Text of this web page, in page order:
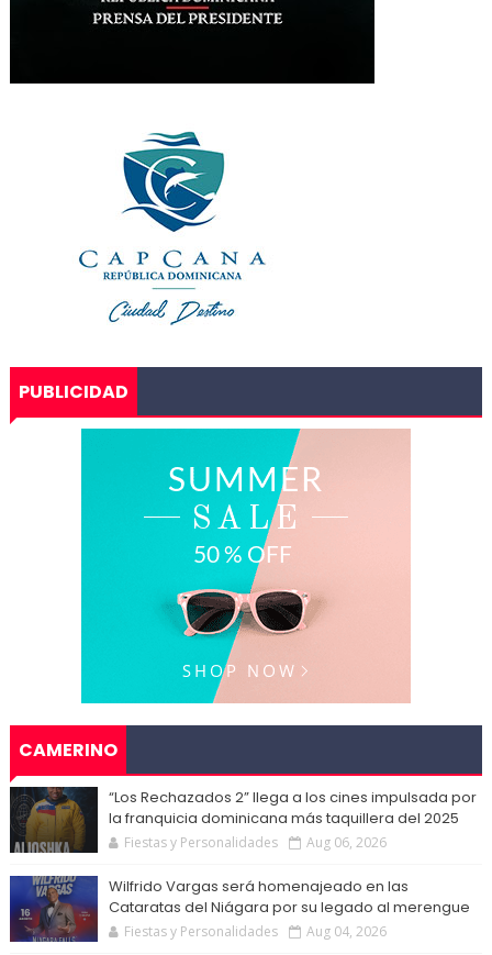
PUBLICIDAD
CAMERINO
“Los Rechazados 2” llega a los cines impulsada por
la franquicia dominicana más taquillera del 2025
Fiestas y Personalidades Aug 06, 2026
Wilfrido Vargas será homenajeado en las
Cataratas del Niágara por su legado al merengue
Fiestas y Personalidades Aug 04, 2026